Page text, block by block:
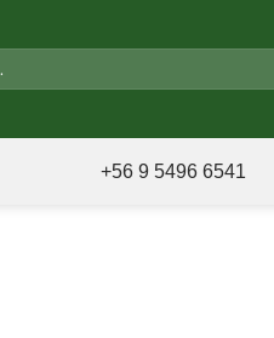
+56 9 5496 6541